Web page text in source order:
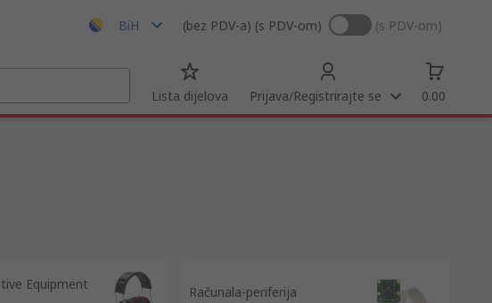
BiH (bez PDV-a) (s PDV-om) (s PDV-om)
Lista dijelova Prijava/Registrirajte se 0.00
Equipment
Računala-periferija